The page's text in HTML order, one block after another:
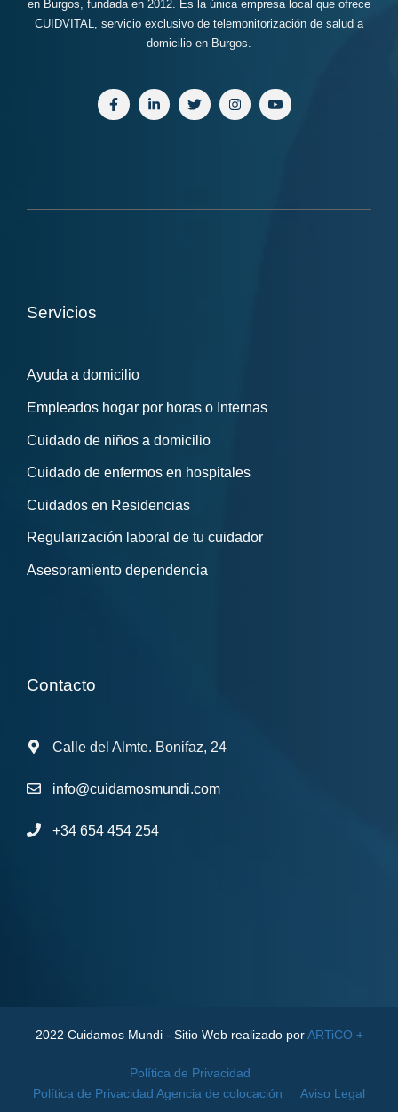
en Burgos, fundada en 2012. Es la única empresa local que ofrece
CUIDVITAL, servicio exclusivo de telemonitorización de salud a
domicilio en Burgos.
Servicios
Ayuda a domicilio
Empleados hogar por horas o Internas
Cuidado de niños a domicilio
Cuidado de enfermos en hospitales
Cuidados en Residencias
Regularización laboral de tu cuidador
Asesoramiento dependencia
Contacto
Calle del Almte. Bonifaz, 24
info@cuidamosmundi.com
+34 654 454 254
2022 Cuidamos Mundi - Sitio Web realizado porARTiCO +
Política de Privacidad
Política de Privacidad Agencia de colocación
Aviso Legal